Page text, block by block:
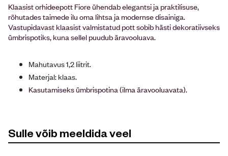
Klaasist orhideepott Fiore ühendab elegantsi ja praktilisuse,
rõhutades taimede ilu oma lihtsa ja modernse disainiga.
Vastupidavast klaasist valmistatud pott sobib hästi dekoratiivseks
ümbrispotiks, kuna sellel puudub äravooluava.
Mahutavus 1,2 liitrit.
Materjal: klaas.
Kasutamiseks ümbrispotina (ilma äravooluavata).
Sulle võib meeldida veel